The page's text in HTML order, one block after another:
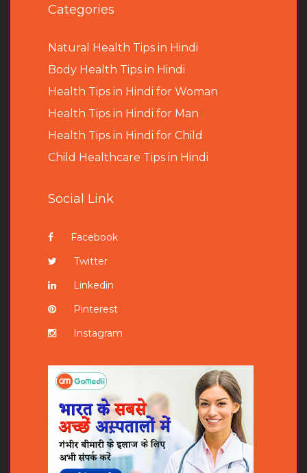
Categories
Natural Health Tips in Hindi
Body Health Tips in Hindi
Health Tips in Hindi for Woman
Health Tips in Hindi for Man
Health Tips in Hindi for Child
Child Healthcare Tips in Hindi
Social Link
Facebook
Twitter
Linkedin
Pinterest
Instagram